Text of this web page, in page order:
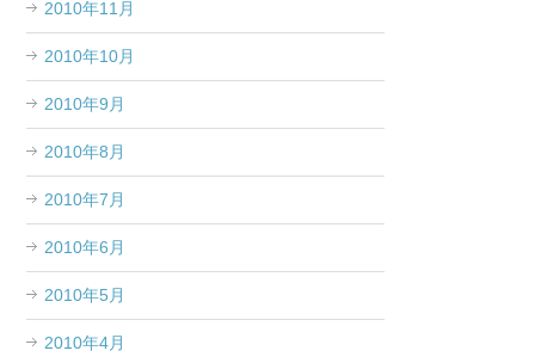
2010年11月
2010年10月
2010年9月
2010年8月
2010年7月
2010年6月
2010年5月
2010年4月